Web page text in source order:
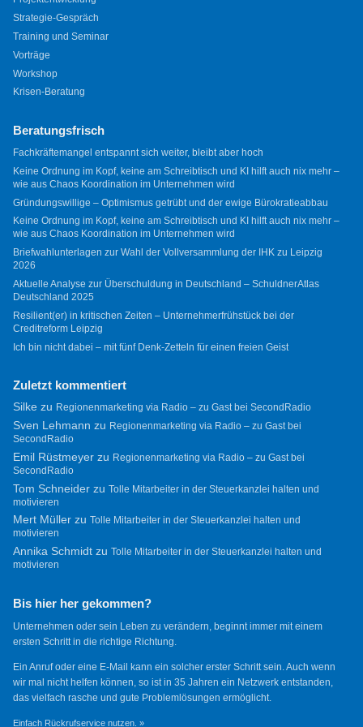
Strategie-Gespräch
Training und Seminar
Vorträge
Workshop
Krisen-Beratung
Beratungsfrisch
Fachkräftemangel entspannt sich weiter, bleibt aber hoch
Keine Ordnung im Kopf, keine am Schreibtisch und KI hilft auch nix mehr –
wie aus Chaos Koordination im Unternehmen wird
Gründungswillige – Optimismus getrübt und der ewige Bürokratieabbau
Keine Ordnung im Kopf, keine am Schreibtisch und KI hilft auch nix mehr –
wie aus Chaos Koordination im Unternehmen wird
Briefwahlunterlagen zur Wahl der Vollversammlung der IHK zu Leipzig
2026
Aktuelle Analyse zur Überschuldung in Deutschland – SchuldnerAtlas
Deutschland 2025
Resilient(er) in kritischen Zeiten – Unternehmerfrühstück bei der
Creditreform Leipzig
Ich bin nicht dabei – mit fünf Denk-Zetteln für einen freien Geist
Zuletzt kommentiert
Silkezu Regionenmarketing via Radio – zu Gast bei SecondRadio
Sven Lehmann zu Regionenmarketing via Radio – zu Gast bei
SecondRadio
Emil Rüstmeyerzu Regionenmarketing via Radio – zu Gast bei
SecondRadio
Tom Schneiderzu Tolle Mitarbeiter in der Steuerkanzlei halten und
motivieren
Mert Müllerzu Tolle Mitarbeiter in der Steuerkanzlei halten und
motivieren
Annika Schmidtzu Tolle Mitarbeiter in der Steuerkanzlei halten und
motivieren
Bis hier her gekommen?
Unternehmen oder sein Leben zu verändern, beginnt immer mit einem
ersten Schritt in die richtige Richtung.
Ein Anruf oder eine E-Mail kann ein solcher erster Schritt sein. Auch wenn
wir mal nicht helfen können, so ist in 35 Jahren ein Netzwerk entstanden,
das vielfach rasche und gute Problemlösungen ermöglicht.
Einfach Rückrufservice nutzen. »